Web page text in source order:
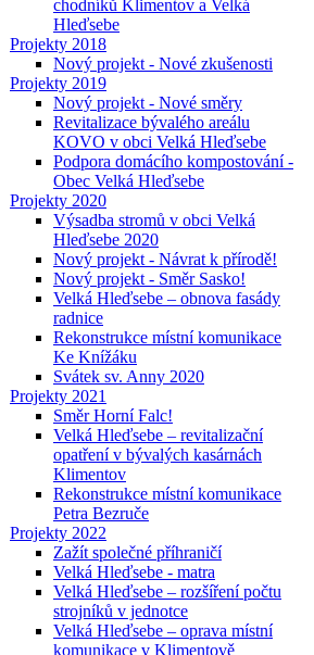
chodníků Klimentov a Velká
Hleďsebe
Projekty 2018
Nový projekt - Nové zkušenosti
Projekty 2019
Nový projekt - Nové směry
Revitalizace bývalého areálu
KOVO v obci Velká Hleďsebe
Podpora domácího kompostování -
Obec Velká Hleďsebe
Projekty 2020
Výsadba stromů v obci Velká
Hleďsebe 2020
Nový projekt - Návrat k přírodě!
Nový projekt - Směr Sasko!
Velká Hleďsebe – obnova fasády
radnice
Rekonstrukce místní komunikace
Ke Knížáku
Svátek sv. Anny 2020
Projekty 2021
Směr Horní Falc!
Velká Hleďsebe – revitalizační
opatření v bývalých kasárnách
Klimentov
Rekonstrukce místní komunikace
Petra Bezruče
Projekty 2022
Zažít společné příhraničí
Velká Hleďsebe - matra
Velká Hleďsebe – rozšíření počtu
strojníků v jednotce
Velká Hleďsebe – oprava místní
komunikace v Klimentově